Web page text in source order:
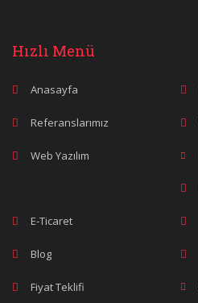
Hızlı Menü
Anasayfa
Referanslarımız
Web Yazılım
E-Ticaret
Blog
Fiyat Teklifi